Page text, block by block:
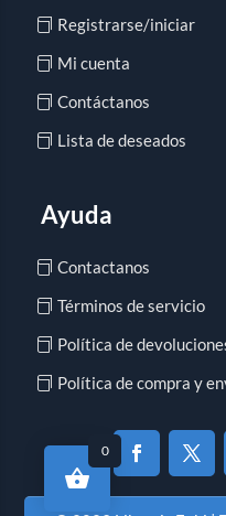
Registrarse/iniciar
Mi cuenta
Contáctanos
Lista de deseados
Ayuda
Contactanos
Términos de servicio
Política de
Política de compra y
0